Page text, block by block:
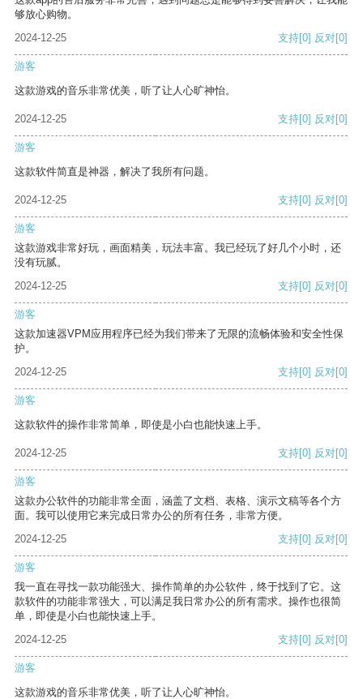
够放心购物。
2024-12-25
支持[0] 反对[0]
游客
这款游戏的音乐非常优美，听了让人心旷神怡。
2024-12-25 支持[0] 反对[0]
游客
这款软件简直是神器，解决了我所有问题。
2024-12-25 支持[0] 反对[0]
游客
这款游戏非常好玩，画面精美，玩法丰富。我已经玩了好几个小时，还
没有玩腻。
2024-12-25
支持[0] 反对[0]
游客
这款加速器VPM应用程序已经为我们带来了无限的流畅体验和安全性保
护。
2024-12-25
支持[0] 反对[0]
游客
这款软件的操作非常简单，即使是小白也能快速上手。
2024-12-25 支持[0] 反对[0]
游客
这款办公软件的功能非常全面，涵盖了文档、表格、演示文稿等各个方
面。我可以使用它来完成日常办公的所有任务，非常方便。
2024-12-25
支持[0] 反对[0]
游客
我一直在寻找一款功能强大、操作简单的办公软件，终于找到了它。这
款软件的功能非常强大，可以满足我日常办公的所有需求。操作也很简
单，即使是小白也能快速上手。
2024-12-25
支持[0] 反对[0]
游客
这款游戏的音乐非常优美，听了让人心旷神怡。